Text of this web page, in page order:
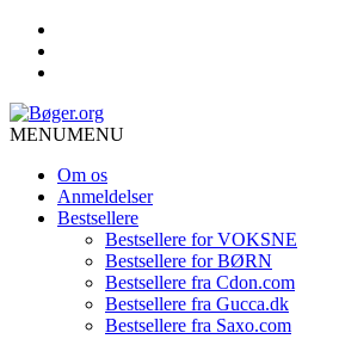
MENUMENU
Om os
Anmeldelser
Bestsellere
Bestsellere for VOKSNE
Bestsellere for BØRN
Bestsellere fra Cdon.com
Bestsellere fra Gucca.dk
Bestsellere fra Saxo.com